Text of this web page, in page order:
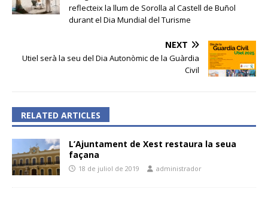
reflecteix la llum de Sorolla al Castell de Buñol
durant el Dia Mundial del Turisme
NEXT
Utiel serà la seu del Dia Autonòmic de la Guàrdia
Civil
RELATED ARTICLES
L’Ajuntament de Xest restaura la seua
façana
18 de juliol de 2019 administrador